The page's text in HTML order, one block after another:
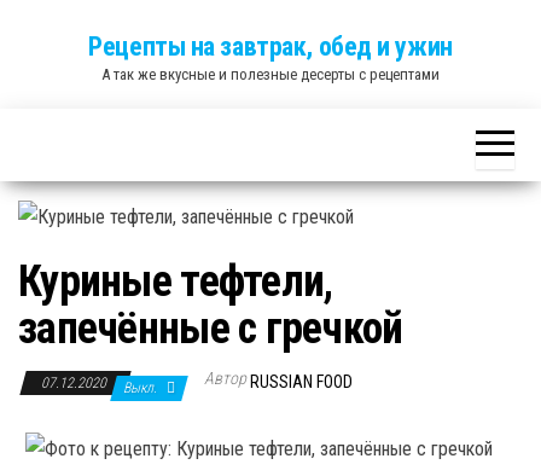
Рецепты на завтрак, обед и ужин
А так же вкусные и полезные десерты с рецептами
Куриные тефтели,
запечённые с гречкой
07.12.2020 Выкл. Автор RUSSIAN FOOD